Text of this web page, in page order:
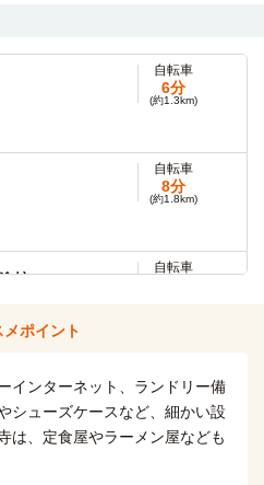
自転車
9分
(約2.0km)
自転車
14分
(約3.4km)
自転車
15分
15分
分）→宝ヶ池→（叡山電鉄鞍馬
自転車
6分
(約1.3km)
自転車
8分
(約1.8km)
オ)
自転車
12分
(約2.8km)
メポイント
インターネット、ランドリー備
シューズケースなど、細かい設
は、定食屋やラーメン屋なども